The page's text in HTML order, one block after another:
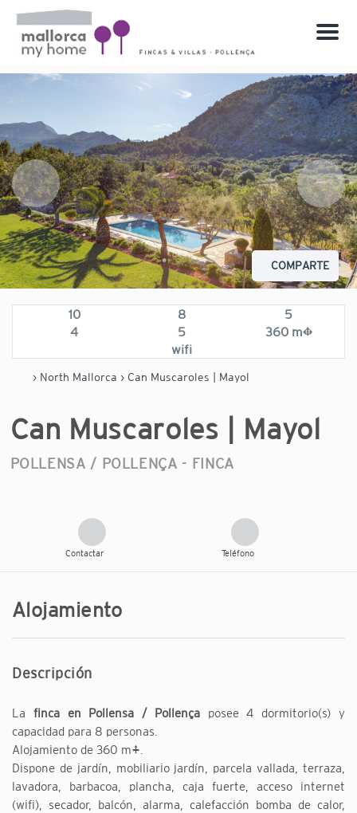
Menu
COMPARTE
10 8
5
4
5
360 m²
wifi
› North Mallorca › Can Muscaroles | Mayol
Can Muscaroles | Mayol
POLLENSA / POLLENÇA - FINCA
Contactar Teléfono
Alojamiento
Descripción
La finca en Pollensa / Pollençaposee 4 dormitorio(s) y
capacidad para 8 personas.
Alojamiento de 360 m².
Dispone de jardín, mobiliario jardín, parcela vallada, terraza,
lavadora, barbacoa, plancha, caja fuerte, acceso internet
(wifi), secador, balcón, alarma, calefacción bomba de calor,